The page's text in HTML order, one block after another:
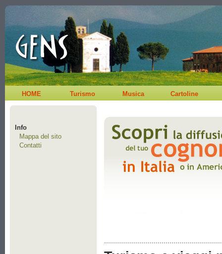
HOME Turismo Musica Cartoline
Info
Mappa del sito
Contatti